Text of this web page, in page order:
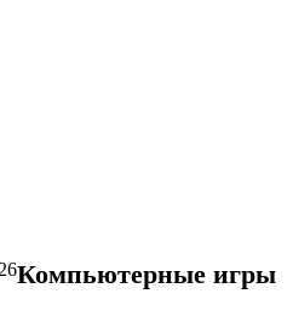
Компьютерные игры